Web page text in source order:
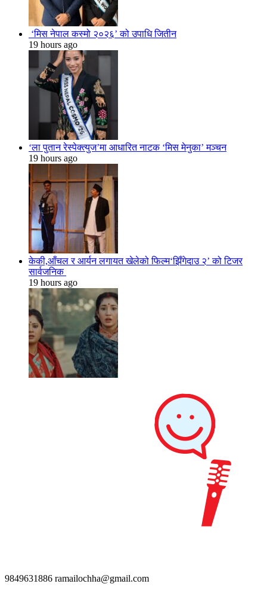
‘मिस नेपाल कस्मो २०२६’ को उपाधि जितीन
19 hours ago
‘ला पुतान रेस्पेक्त्युज’मा आधारित नाटक ‘मिस मेनुका’ मञ्चन
19 hours ago
केकी,आँचल र आर्यन लगायत खेलेको फिल्म‘झिँगेदाउ २’ को टिजर
सार्वजनिक
19 hours ago
9849631886 ramailochha@gmail.com